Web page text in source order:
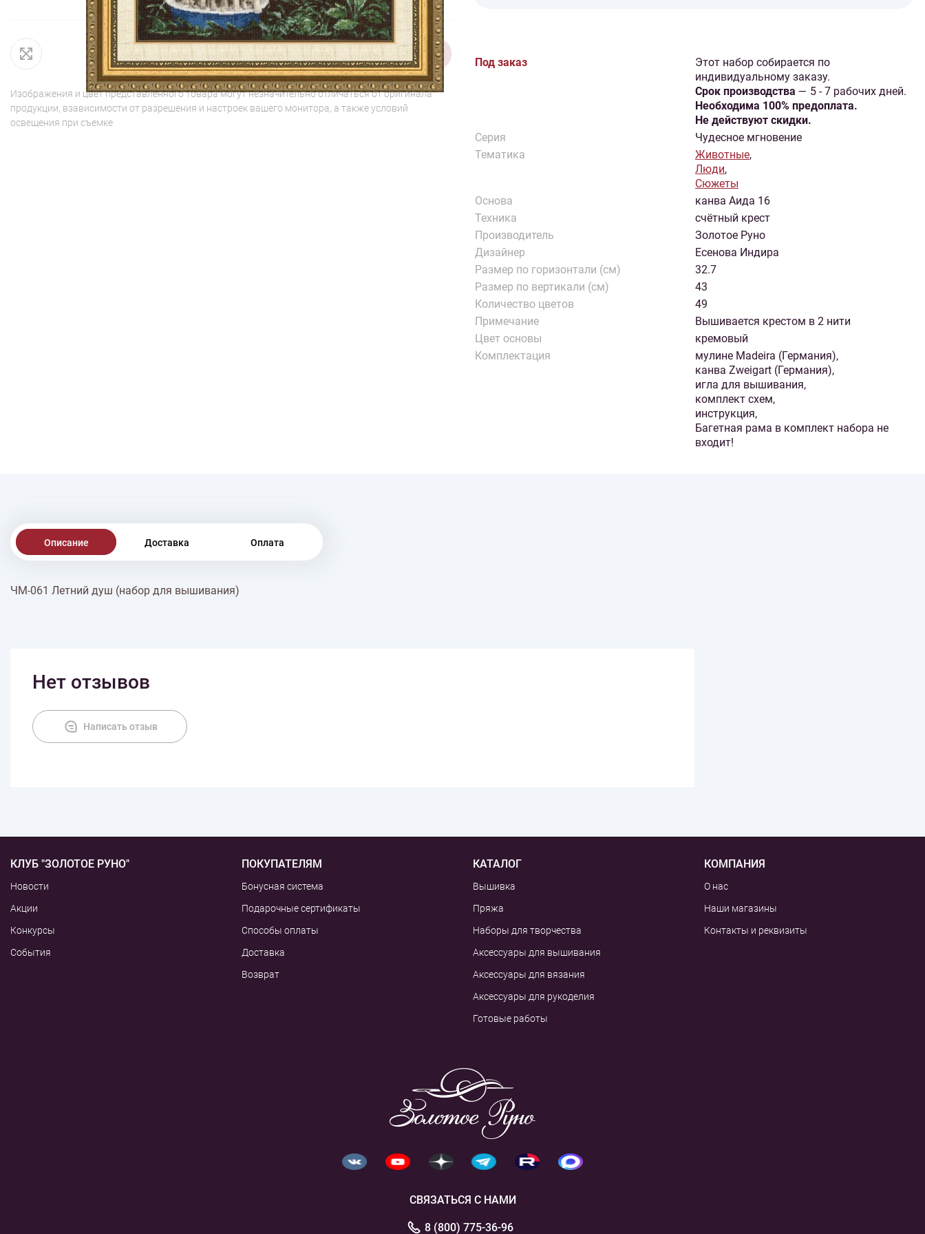
1/5
Изображения и цвет представленного товара могут незначительно отличаться от оригинала
продукции, взависимости от разрешения и настроек вашего монитора, а также условий
освещения при съемке
Под заказ
Этот набор собирается по
индивидуальному заказу.
Cрок производства — 5 - 7 рабочих дней.
Необходима 100% предоплата.
Не действуют скидки.
Серия
Чудесное мгновение
Тематика
Животные,
Люди,
Сюжеты
Основа
канва Аида 16
Техника
счётный крест
Производитель
Золотое Руно
Дизайнер
Есенова Индира
Размер по горизонтали (см)
32.7
Размер по вертикали (см)
43
Количество цветов
49
Примечание
Вышивается крестом в 2 нити
Цвет основы
кремовый
Комплектация
мулине Madeira (Германия),
канва Zweigart (Германия),
игла для вышивания,
комплект схем,
инструкция,
Багетная рама в комплект набора не
входит!
Описание Доставка Оплата
ЧМ-061 Летний душ (набор для вышивания)
Нет отзывов
Написать отзыв
КЛУБ "ЗОЛОТОЕ РУНО"
Новости
Акции
Конкурсы
События
ПОКУПАТЕЛЯМ
Бонусная система
Подарочные сертификаты
Способы оплаты
Доставка
Возврат
КАТАЛОГ
Вышивка
Пряжа
Наборы для творчества
Аксессуары для вышивания
Аксессуары для вязания
Аксессуары для рукоделия
Готовые работы
КОМПАНИЯ
О нас
Наши магазины
Контакты и реквизиты
СВЯЗАТЬСЯ С НАМИ
8 (800) 775-36-96